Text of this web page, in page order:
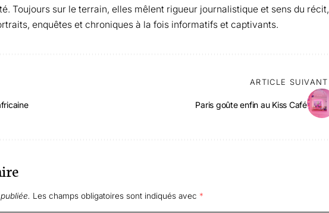
Toujours sur le terrain, elles mêlent rigueur journalistique et sens du récit,
enquêtes et chroniques à la fois informatifs et captivants.
ARTICLE SUIVANT
Paris goûte enfin au Kiss Café
Les champs obligatoires sont indiqués avec *